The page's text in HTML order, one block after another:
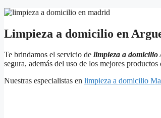
Limpieza a domicilio en
Te brindamos el servicio de limpieza a domicilio
segura, además del uso de los mejores
Nuestras especialistas en limpieza a domicilio